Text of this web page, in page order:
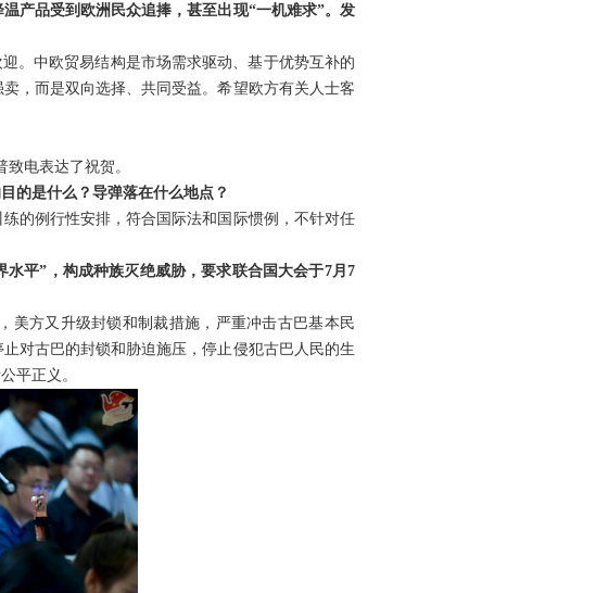
产品受到欧洲民众追捧，甚至出现“一机难求”。发
。中欧贸易结构是市场需求驱动、基于优势互补的
，而是双向选择、共同受益。希望欧方有关人士客
电表达了祝贺。
的是什么？导弹落在什么地点？
的例行性安排，符合国际法和国际惯例，不针对任
平”，构成种族灭绝威胁，要求联合国大会于7月7
美方又升级封锁和制裁措施，严重冲击古巴基本民
对古巴的封锁和胁迫施压，停止侵犯古巴人民的生
平正义。